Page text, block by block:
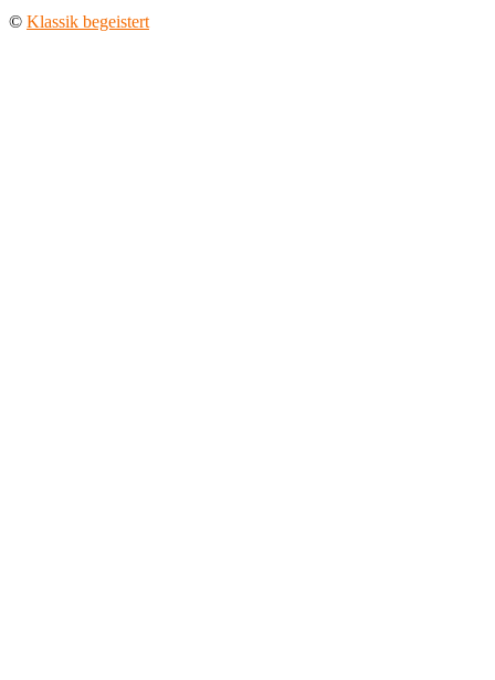
© Klassik begeistert